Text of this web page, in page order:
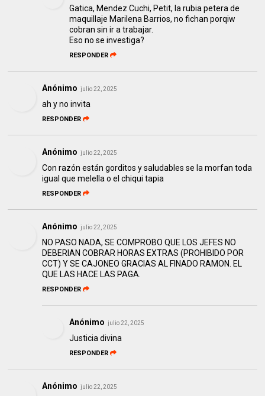
Gatica, Mendez Cuchi, Petit, la rubia petera de
maquillaje Marilena Barrios, no fichan porqiw
cobran sin ir a trabajar.
Eso no se investiga?
RESPONDER
Anónimo julio 22, 2025
ah y no invita
RESPONDER
Anónimo julio 22, 2025
Con razón están gorditos y saludables se la morfan toda
igual que melella o el chiqui tapia
RESPONDER
Anónimo julio 22, 2025
NO PASO NADA, SE COMPROBO QUE LOS JEFES NO
DEBERIAN COBRAR HORAS EXTRAS (PROHIBIDO POR
CCT) Y SE CAJONEO GRACIAS AL FINADO RAMON. EL
QUE LAS HACE LAS PAGA.
RESPONDER
Anónimo julio 22, 2025
Justicia divina
RESPONDER
Anónimo julio 22, 2025